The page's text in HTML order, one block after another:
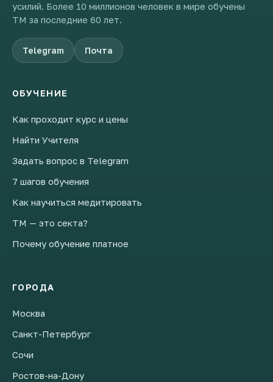
усилий. Более 10 миллионов человек в мире обучены
ТМ за последние 60 лет.
Telegram Почта
ОБУЧЕНИЕ
Как проходит курс и цены
Найти Учителя
Задать вопрос в Telegram
7 шагов обучения
Как научиться медитировать
ТМ — это секта?
Почему обучение платное
ГОРОДА
Москва
Санкт-Петербург
Сочи
Ростов-на-Дону